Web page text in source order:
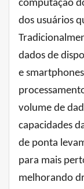
computação
dos usuários
dados de
e
volume de
capacidades
de ponta
para mais
melhorando